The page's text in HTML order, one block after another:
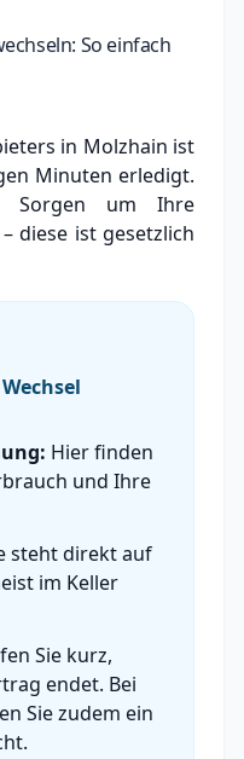
So einfach
in Molzhain ist
Minuten erledigt.
Sorgen um Ihre
diese ist gesetzlich
Hier finden
und Ihre
steht direkt auf
im Keller
Sie kurz,
endet. Bei
Sie zudem ein